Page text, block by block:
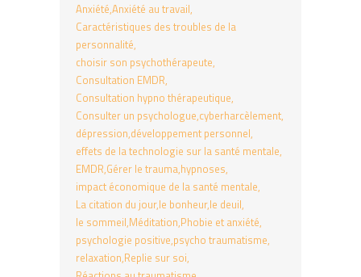
Anxiété Anxiété au travail
Caractéristiques des troubles de la
personnalité
choisir son psychothérapeute
Consultation EMDR
Consultation hypno thérapeutique
Consulter un psychologue cyberharcèlement
dépression développement personnel
effets de la technologie sur la santé mentale
EMDR Gérer le trauma hypnoses
impact économique de la santé mentale
La citation du jour le bonheur le deuil
le sommeil Méditation Phobie et anxiété
psychologie positive psycho traumatisme
relaxation Replie sur soi